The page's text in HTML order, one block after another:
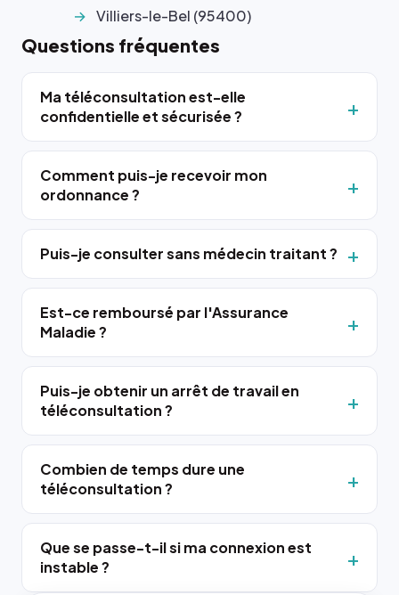
Villiers-le-Bel (95400)
Questions fréquentes
Ma téléconsultation est-elle
confidentielle et sécurisée ?
Comment puis-je recevoir mon
ordonnance ?
Puis-je consulter sans médecin traitant ?
Est-ce remboursé par l'Assurance
Maladie ?
Puis-je obtenir un arrêt de travail en
téléconsultation ?
Combien de temps dure une
téléconsultation ?
Que se passe-t-il si ma connexion est
instable ?